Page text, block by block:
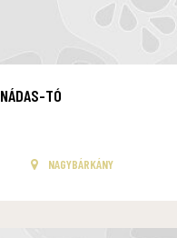
NÁDAS-TÓ
NAGYBÁRKÁNY